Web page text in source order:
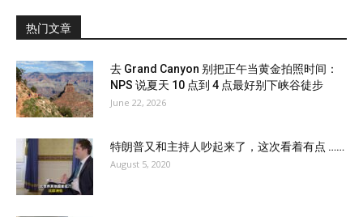
热门文章
去 Grand Canyon 别把正午当黄金拍照时间：
NPS 说夏天 10 点到 4 点最好别下峡谷徒步
June 22, 2026
特朗普又和主持人吵起来了，这次看着有点 ……
August 5, 2020